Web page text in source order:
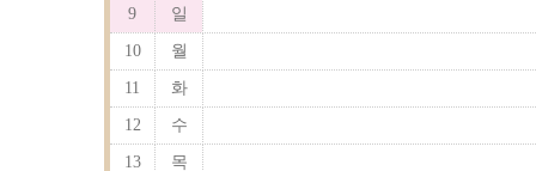
9 일
10 월
11 화
12 수
13 목